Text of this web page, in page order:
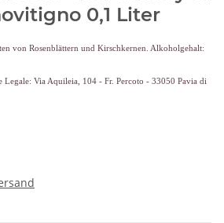
0,1 Liter
von Rosenblättern und Kirschkernen. Alkoholgehalt:
Via Aquileia, 104 - Fr. Percoto - 33050 Pavia di